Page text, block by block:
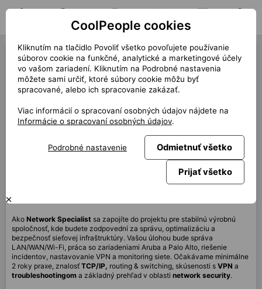
Hľadať pozíciu Moja pozícia Notifikácie
Network Specialist (42584)
« späť
Miesto
Start (dĺžka)
6/2026 (12m+)
Home office
20%
Ako Network Specialist sa zapojíte do projektu pre stabilnú výrobnú
spoločnosť, kde budete zodpovední za správu, optimalizáciu a
bezpečnosť sieťovej infraštruktúry. Vašou úlohou bude správa
LAN/WAN/Wi-Fi, práca so zariadeniami Aruba a Palo Alto, riešenie
incidentov, nastavovanie VPN a monitoring siete. Očakávame minimálne
2 roky praxe, znalosť TCP/IP, routing & switching, skúsenosti s VPN a
troubleshootingom a základný prehľad v oblasti network security.
CoolPeople cookies
Kliknutím na tlačidlo Povoliť všetko povoľujete používanie
súborov cookie na funkčné, analytické a marketingové účely
vo vašom zariadení. Kliknutím na Podrobné nastavenia
môžete sami určiť, ktoré súbory cookie môžu byť
spracované, alebo ich spracovanie zakázať.
Viac informácií o spracovaní osobných údajov nájdete na
Informácie o spracovaní osobných údajov.
Podrobné nastavenie Odmietnuť všetko
Prijať všetko